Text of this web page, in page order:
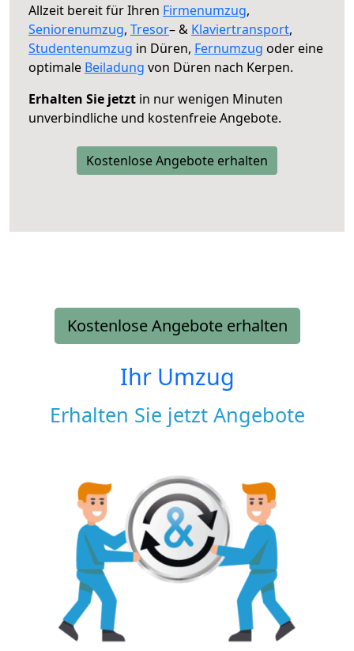
Allzeit bereit für Ihren Firmenumzug,
Seniorenumzug, Tresor– & Klaviertransport,
Studentenumzug in Düren, Fernumzug oder eine
optimale Beiladung von Düren nach Kerpen.
Erhalten Sie jetzt in nur wenigen Minuten
unverbindliche und kostenfreie Angebote.
Kostenlose Angebote erhalten
Kostenlose Angebote erhalten
Ihr Umzug
Erhalten Sie jetzt Angebote